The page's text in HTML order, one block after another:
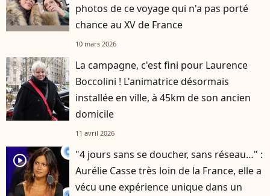
photos de ce voyage qui n'a pas porté
chance au XV de France
10 mars 2026
La campagne, c'est fini pour Laurence
Boccolini ! L'animatrice désormais
installée en ville, à 45km de son ancien
domicile
11 avril 2026
player2
"4 jours sans se doucher, sans réseau…" :
Aurélie Casse très loin de la France, elle a
vécu une expérience unique dans un